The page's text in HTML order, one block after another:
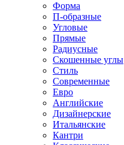
Форма
П-образные
Угловые
Прямые
Радиусные
Скошенные углы
Стиль
Современные
Евро
Английские
Дизайнерские
Итальянские
Кантри